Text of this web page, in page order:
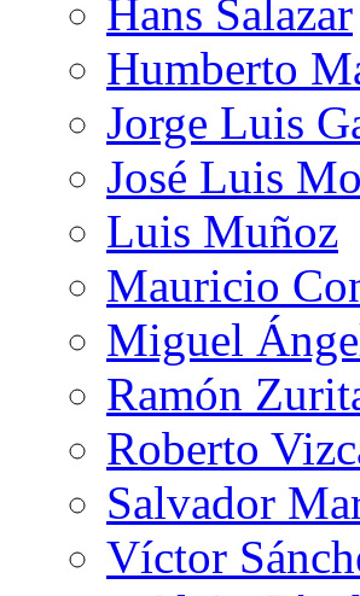
Hans Salazar
Humberto
Jorge Luis
José Luis
Luis Muñoz
Mauricio
Miguel
Ramón
Roberto
Salvador
Víctor